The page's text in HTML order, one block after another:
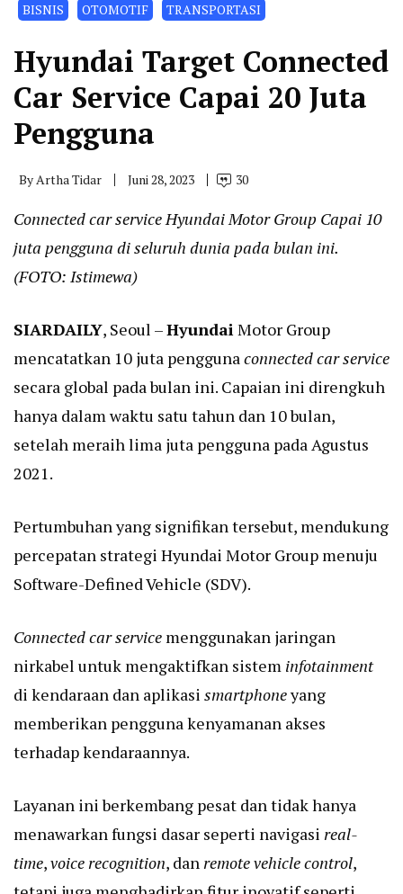
BISNIS OTOMOTIF TRANSPORTASI
Hyundai Target Connected
Car Service Capai 20 Juta
Pengguna
ByArtha Tidar Juni 28, 2023 30
Connected car service Hyundai Motor Group Capai 10
juta pengguna di seluruh dunia pada bulan ini.
(FOTO: Istimewa)
SIARDAILY, Seoul –HyundaiMotor Group
mencatatkan 10 juta penggunaconnected car service
secara global pada bulan ini. Capaian ini direngkuh
hanya dalam waktu satu tahun dan 10 bulan,
setelah meraih lima juta pengguna pada Agustus
2021.
Pertumbuhan yang signifikan tersebut, mendukung
percepatan strategi Hyundai Motor Group menuju
Software-Defined Vehicle (SDV).
Connected car service menggunakan jaringan
nirkabel untuk mengaktifkan sistem infotainment
di kendaraan dan aplikasi smartphoneyang
memberikan pengguna kenyamanan akses
terhadap kendaraannya.
Layanan ini berkembang pesat dan tidak hanya
menawarkan fungsi dasar seperti navigasi real-
time,voice recognition, danremote vehicle control,